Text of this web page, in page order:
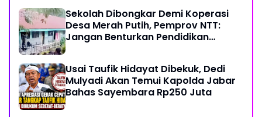
Sekolah Dibongkar Demi Koperasi
Desa Merah Putih, Pemprov NTT:
Jangan Benturkan Pendidikan
Usai Taufik Hidayat Dibekuk, Dedi
Mulyadi Akan Temui Kapolda Jabar
Bahas Sayembara Rp250 Juta